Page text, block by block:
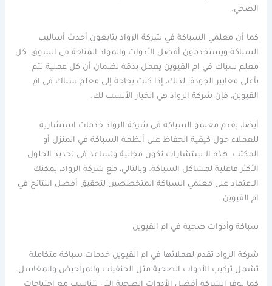
الصحي.
كما أن معلمي السباكة في شركة الرواد يتابعون أحدث أساليب
السباكة ويستخدمون أفضل الأدوات والمواد المتاحة في السوق. كل
معلم سباك في ام القيوين يعمل بدقة لضمان أن كل عملية تتم
بأعلى معايير الجودة. لذلك، إذا كنت بحاجة إلى معلم سباك في ام
القيوين، فإن شركة الرواد هي الخيار الأنسب لك.
أيضا، يقدم معلمو السباكة في شركة الرواد خدمات استشارية
للعملاء حول كيفية الحفاظ على أنظمة السباكة في المنزل أو
المكتب. هذه الاستشارات تكون مجانية وتساعد في تحديد الحلول
الأكثر فاعلية لمشاكل السباكة. وبالتالي، مع شركة الرواد، يمكنك
الاعتماد على معلمي السباكة المتخصصين لتحقيق أفضل النتائج في
ام القيوين.
سباكة وأدوات صحية في ام القيوين
شركة الرواد تقدم لعملائها في ام القيوين خدمات سباكة متكاملة
تشمل تركيب الأدوات الصحية مثل الحنفيات والمراحيض والمغاسل.